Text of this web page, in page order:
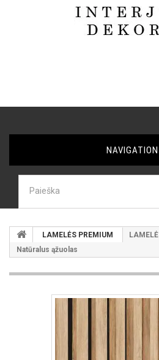
NAVIGATION
LAMELĖS PREMIUM
Natūralus ąžuolas